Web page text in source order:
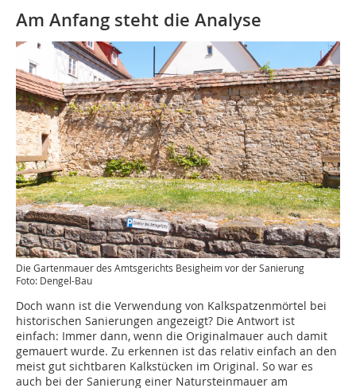
Am Anfang steht die Analyse
Die Gartenmauer des Amtsgerichts Besigheim vor der Sanierung
Foto: Dengel-Bau
Doch wann ist die Verwendung von Kalkspatzenmörtel bei
historischen Sanierungen angezeigt? Die Antwort ist
einfach: Immer dann, wenn die Originalmauer auch damit
gemauert wurde. Zu erkennen ist das relativ einfach an den
meist gut sichtbaren Kalkstücken im Original. So war es
auch bei der Sanierung einer Natursteinmauer am